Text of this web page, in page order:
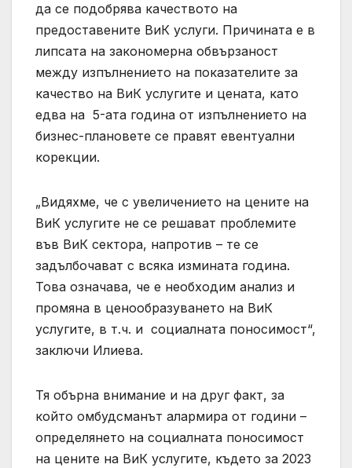
да се подобрява качеството на
предоставените ВиК услуги. Причината е в
липсата на закономерна обвързаност
между изпълнението на показателите за
качество на ВиК услугите и цената, като
едва на 5-ата година от изпълнението на
бизнес-плановете се правят евентуални
корекции.
„Видяхме, че с увеличението на цените на
ВиК услугите не се решават проблемите
във ВиК сектора, напротив – те се
задълбочават с всяка измината година.
Това означава, че е необходим анализ и
промяна в ценообразуването на ВиК
услугите, в т.ч. и социалната поносимост“,
заключи Илиева.
Тя обърна внимание и на друг факт, за
който омбудсманът алармира от години –
определянето на социалната поносимост
на цените на ВиК услугите, където за 2023